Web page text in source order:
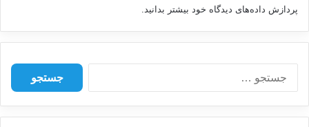
پردازش داده‌های دیدگاه خود بیشتر بدانید.
س